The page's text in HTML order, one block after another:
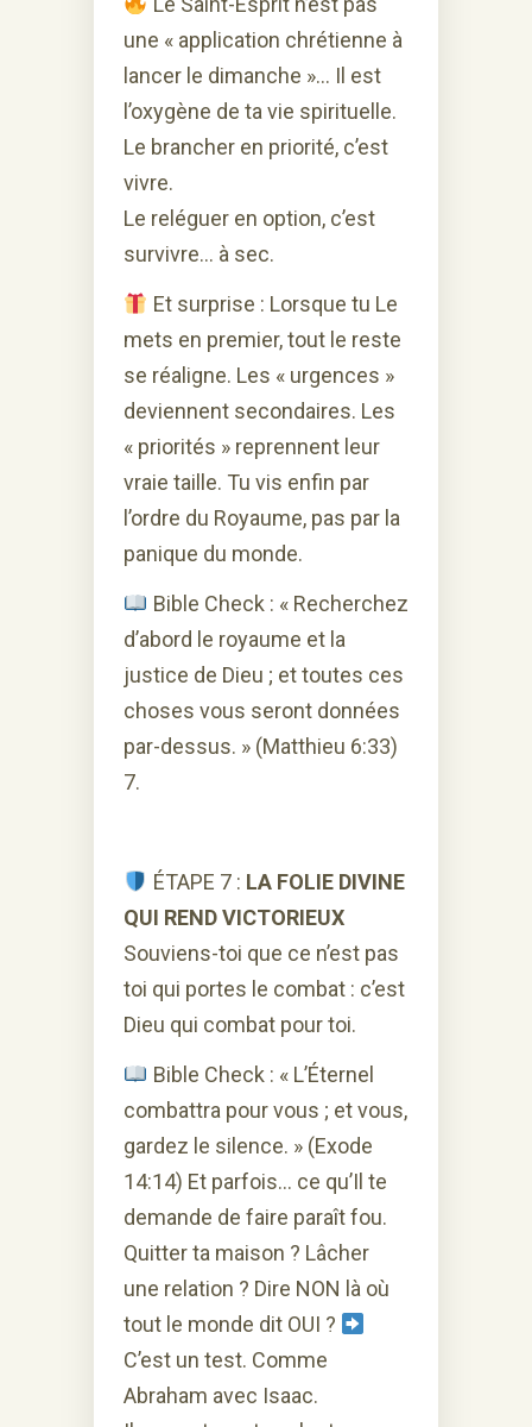
une « application chrétienne à
lancer le dimanche »… Il est
l’oxygène de ta vie spirituelle.
Le brancher en priorité, c’est
vivre.
Le reléguer en option, c’est
survivre… à sec.
Et surprise : Lorsque tu Le
mets en premier, tout le reste
se réaligne. Les « urgences »
deviennent secondaires. Les
« priorités » reprennent leur
vraie taille. Tu vis enfin par
l’ordre du Royaume, pas par la
panique du monde.
Bible Check : « Recherchez
d’abord le royaume et la
justice de Dieu ; et toutes ces
choses vous seront données
par-dessus. » (Matthieu 6:33)
7.
ÉTAPE 7 : LA FOLIE DIVINE
QUI REND VICTORIEUX
Souviens-toi que ce n’est pas
toi qui portes le combat : c’est
Dieu qui combat pour toi.
Bible Check : « L’Éternel
combattra pour vous ; et vous,
gardez le silence. » (Exode
14:14) Et parfois… ce qu’Il te
demande de faire paraît fou.
Quitter ta maison ? Lâcher
une relation ? Dire NON là où
tout le monde dit OUI ?
C’est un test. Comme
Abraham avec Isaac.